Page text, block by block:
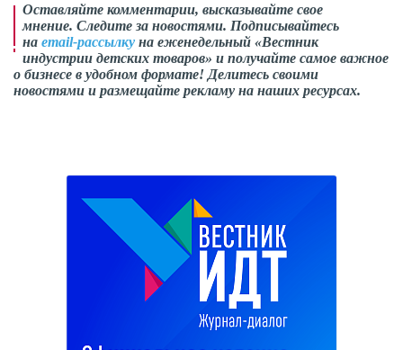
Оставляйте комментарии, высказывайте свое
мнение. Следите за новостями. Подписывайтесь
на email-рассылку на еженедельный «Вестник
индустрии детских товаров» и получайте самое важное
о бизнесе в удобном формате! Делитесь своими
новостями и размещайте рекламу на наших ресурсах.